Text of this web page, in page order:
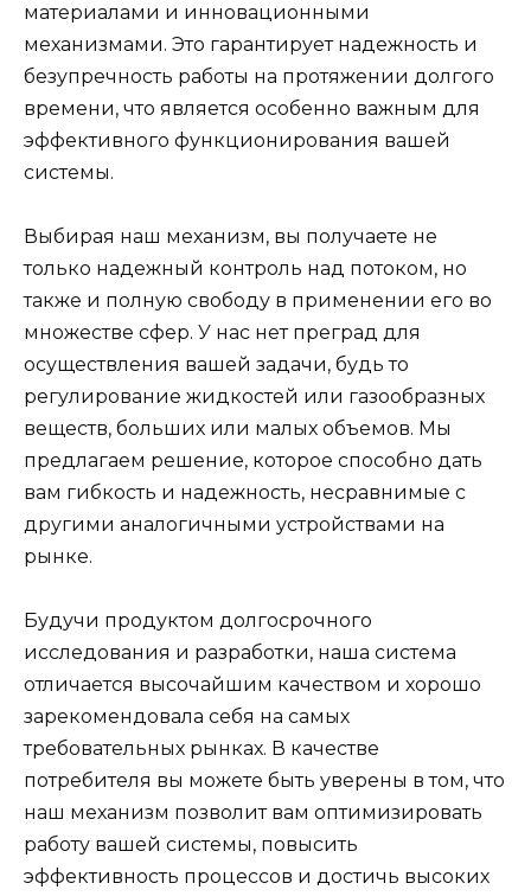
материалами и инновационными
механизмами. Это гарантирует надежность и
безупречность работы на протяжении долгого
времени, что является особенно важным для
эффективного функционирования вашей
системы.
Выбирая наш механизм, вы получаете не
только надежный контроль над потоком, но
также и полную свободу в применении его во
множестве сфер. У нас нет преград для
осуществления вашей задачи, будь то
регулирование жидкостей или газообразных
веществ, больших или малых объемов. Мы
предлагаем решение, которое способно дать
вам гибкость и надежность, несравнимые с
другими аналогичными устройствами на
рынке.
Будучи продуктом долгосрочного
исследования и разработки, наша система
отличается высочайшим качеством и хорошо
зарекомендовала себя на самых
требовательных рынках. В качестве
потребителя вы можете быть уверены в том, что
наш механизм позволит вам оптимизировать
работу вашей системы, повысить
эффективность процессов и достичь высоких